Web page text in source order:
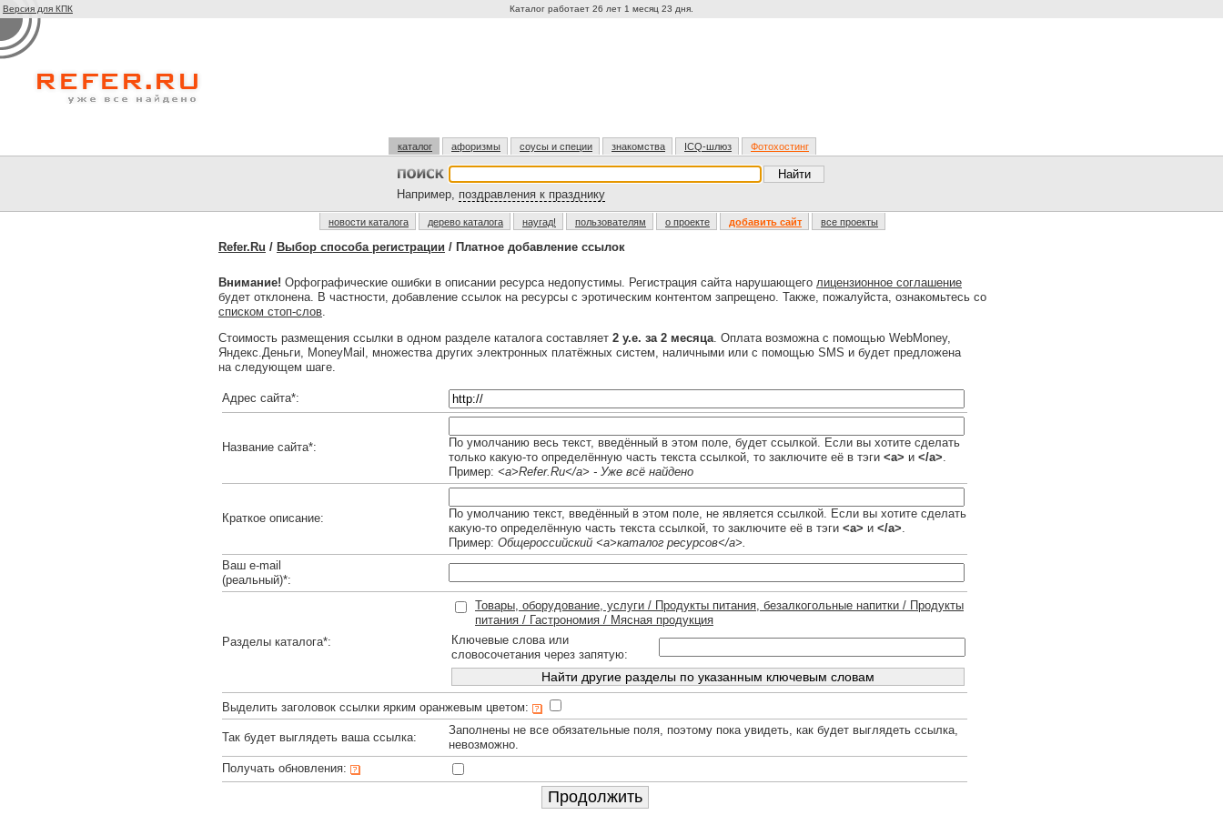
Версия для КПК Каталог работает 26 лет 1 месяц 23 дня.
каталог афоризмы соусы и специи знакомства ICQ-шлюз Фотохостинг
Например, поздравления к празднику
новости каталога дерево каталога наугад! пользователям о проекте добавить сайт все проекты
Refer.Ru / Выбор способа регистрации / Платное добавление ссылок
Внимание! Орфографические ошибки в описании ресурса недопустимы. Регистрация сайта нарушающего лицензионное соглашение
будет отклонена. В частности, добавление ссылок на ресурсы с эротическим контентом запрещено. Также, пожалуйста, ознакомьтесь со
списком стоп-слов
Стоимость размещения ссылки в одном разделе каталога составляет 2 у.е. за 2 месяца . Оплата возможна с помощью WebMoney,
Яндекс.Деньги, MoneyMail, множества других электронных платёжных систем, наличными или с помощью SMS и будет предложена
на следующем шаге.
Адрес сайта*:
Название сайта*:
По умолчанию весь текст, введённый в этом поле, будет ссылкой. Если вы хотите сделать
только какую-то определённую часть текста ссылкой, то заключите её в тэги <a> и </a>.
Пример: <a>Refer.Ru</a> - Уже всё найдено
Краткое описание:
По умолчанию текст, введённый в этом поле, не является ссылкой. Если вы хотите сделать
какую-то определённую часть текста ссылкой, то заключите её в тэги <a> и </a>.
Пример: Общероссийский <a>каталог ресурсов</a>.
Ваш e-mail
(реальный)*:
Разделы каталога*:
Товары, оборудование, услуги / Продукты питания, безалкогольные напитки / Продукты
питания / Гастрономия / Мясная продукция
Ключевые слова или
словосочетания через запятую:
Выделить заголовок ссылки ярким оранжевым цветом:
Так будет выглядеть ваша ссылка:
Заполнены не все обязательные поля, поэтому пока увидеть, как будет выглядеть ссылка,
невозможно.
Получать обновления: